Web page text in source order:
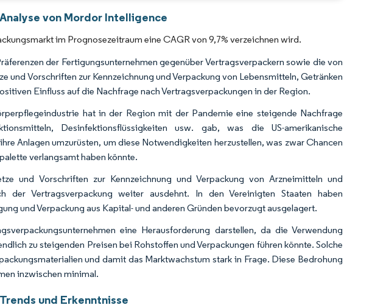
von Mordor Intelligence
im Prognosezeitraum eine CAGR von 9,7% verzeichnen wird.
der Fertigungsunternehmen gegenüber Vertragsverpackern sowie die von
und Vorschriften zur Kennzeichnung und Verpackung von Lebensmitteln, Getränken
Einfluss auf die Nachfrage nach Vertragsverpackungen in der Region.
hat in der Region mit der Pandemie eine steigende Nachfrage
Desinfektionsflüssigkeiten usw. gab, was die US-amerikanische
Anlagen umzurüsten, um diese Notwendigkeiten herzustellen, was zwar Chancen
verlangsamt haben könnte.
und Vorschriften zur Kennzeichnung und Verpackung von Arzneimitteln und
der Vertragsverpackung weiter ausdehnt. In den Vereinigten Staaten haben
und Verpackung aus Kapital- und anderen Gründen bevorzugt ausgelagert.
eine Herausforderung darstellen, da die Verwendung
zu steigenden Preisen bei Rohstoffen und Verpackungen führen könnte. Solche
und damit das Marktwachstum stark in Frage. Diese Bedrohung
inzwischen minimal.
und Erkenntnisse